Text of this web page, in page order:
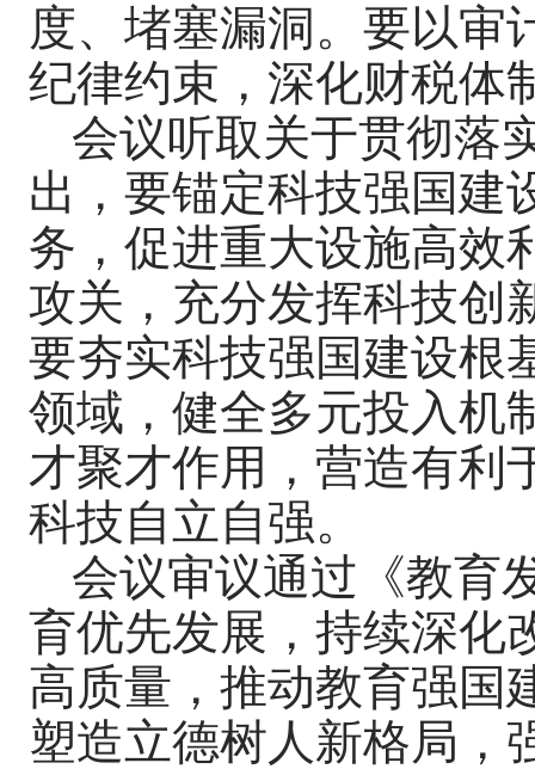
度、堵塞漏洞。要以审
纪律约束，深化财税体
会议听取关于贯彻落
出，要锚定科技强国建
务，促进重大设施高效
攻关，充分发挥科技创
要夯实科技强国建设根
领域，健全多元投入机
才聚才作用，营造有利
科技自立自强。
会议审议通过《教育
育优先发展，持续深化
高质量，推动教育强国
塑造立德树人新格局，